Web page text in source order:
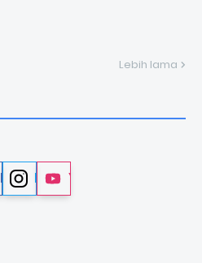
Lebih lama
FacebookInstagramYouTube